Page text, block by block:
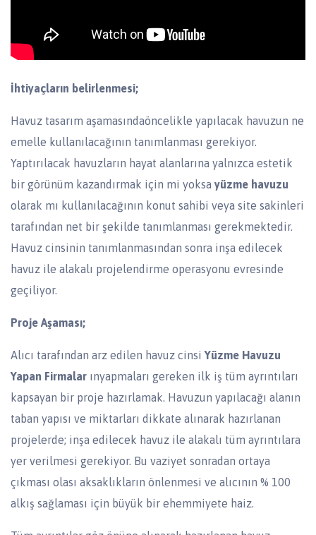
İhtiyaçların belirlenmesi;
Havuz tasarım aşamasındaöncelikle yapılacak havuzun ne
emelle kullanılacağının tanımlanması gerekiyor.
Yaptırılacak havuzların hayat alanlarına yalnızca estetik
bir görünüm kazandırmak için mi yoksa yüzme havuzu
olarak mı kullanılacağının konut sahibi veya site sakinleri
tarafından net bir şekilde tanımlanması gerekmektedir.
Havuz cinsinin tanımlanmasından sonra inşa edilecek
havuz ile alakalı projelendirme operasyonu evresinde
geçiliyor.
Proje Aşaması;
Alıcı tarafından arz edilen havuz cinsiYüzme Havuzu
Yapan Firmalar ınyapmaları gereken ilk iş tüm ayrıntıları
kapsayan bir proje hazırlamak. Havuzun yapılacağı alanın
taban yapısı ve miktarları dikkate alınarak hazırlanan
projelerde; inşa edilecek havuz ile alakalı tüm ayrıntılara
yer verilmesi gerekiyor. Bu vaziyet sonradan ortaya
çıkması olası aksaklıkların önlenmesi ve alıcının % 100
alkış sağlaması için büyük bir ehemmiyete haiz.